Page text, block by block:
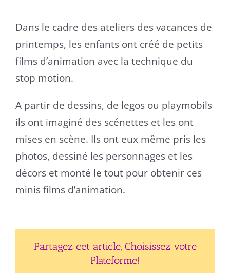
Dans le cadre des ateliers des vacances de
printemps, les enfants ont créé de petits
films d’animation avec la technique du
stop motion.
A partir de dessins, de legos ou playmobils
ils ont imaginé des scénettes et les ont
mises en scène. Ils ont eux même pris les
photos, dessiné les personnages et les
décors et monté le tout pour obtenir ces
minis films d’animation.
Partagez cet article, Choisissez votre
Plateforme!